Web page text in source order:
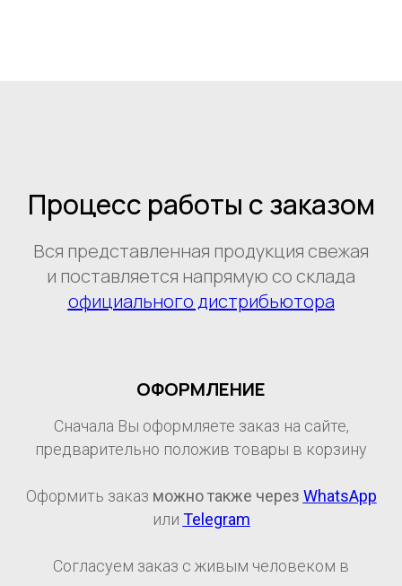
Процесс работы с заказом
Вся представленная продукция свежая
и поставляется напрямую со склада
официального дистрибьютора
ОФОРМЛЕНИЕ
Сначала Вы оформляете заказ на сайте,
предварительно положив товары в корзину
Оформить заказ можно также через WhatsApp
или Telegram
Согласуем заказ с живым человеком в